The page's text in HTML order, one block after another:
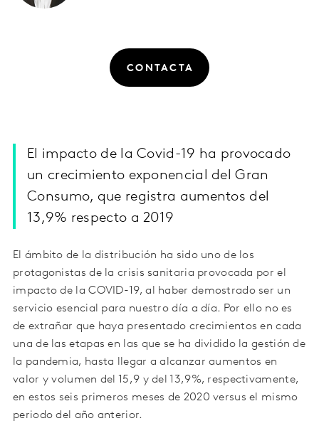
CONTACTA
El impacto de la Covid-19 ha provocado
un crecimiento exponencial del Gran
Consumo, que registra aumentos del
13,9% respecto a 2019
El ámbito de la distribución ha sido uno de los
protagonistas de la crisis sanitaria provocada por el
impacto de la COVID-19, al haber demostrado ser un
servicio esencial para nuestro día a día. Por ello no es
de extrañar que haya presentado crecimientos en cada
una de las etapas en las que se ha dividido la gestión de
la pandemia, hasta llegar a alcanzar aumentos en
valor y volumen del 15,9 y del 13,9%, respectivamente,
en estos seis primeros meses de 2020 versus el mismo
periodo del año anterior.